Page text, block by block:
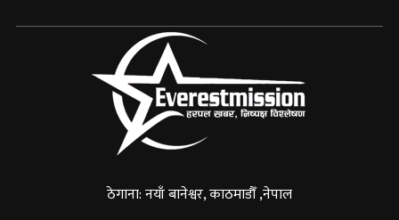
ठेगाना: नयाँ बानेश्वर, काठमाडौँ ,नेपाल